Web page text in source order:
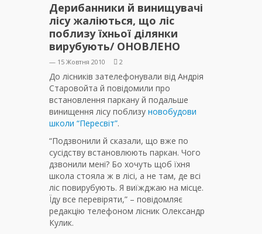
Дерибанники й винищувачі
лісу жаліються, що ліс
поблизу їхньої ділянки
вирубують/ ОНОВЛЕНО
— 15 Жовтня 2010 2
До лісників зателефонували від Андрія
Старовойта й повідомили про
встановлення паркану й подальше
винищення лісу поблизу новобудови
школи “Пересвіт”.
“Подзвонили й сказали, що вже по
сусідству встановлюють паркан. Чого
дзвонили мені? Бо хочуть щоб їхня
школа стояла ж в лісі, а не там, де всі
ліс повирубують. Я виїжджаю на місце.
Їду все перевіряти,” – повідомляє
редакцію телефоном лісник Олександр
Кулик.